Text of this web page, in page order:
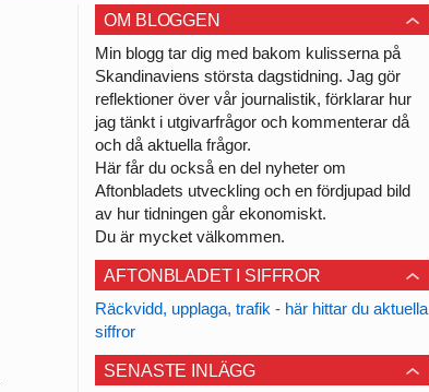
OM BLOGGEN
Min blogg tar dig med bakom kulisserna på
Skandinaviens största dagstidning. Jag gör
reflektioner över vår journalistik, förklarar hur
jag tänkt i utgivarfrågor och kommenterar då
och då aktuella frågor.
Här får du också en del nyheter om
Aftonbladets utveckling och en fördjupad bild
av hur tidningen går ekonomiskt.
Du är mycket välkommen.
AFTONBLADET I SIFFROR
Räckvidd, upplaga, trafik - här hittar du aktuella
siffror
SENASTE INLÄGG